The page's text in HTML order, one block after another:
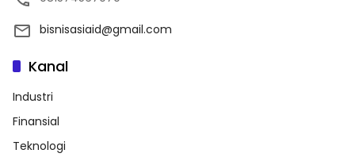
bisnisasiaid@gmail.com
Kanal
Industri
Finansial
Teknologi